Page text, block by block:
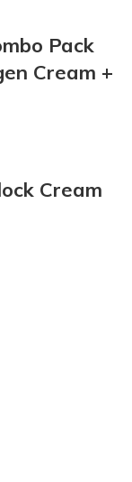
Pack
Cream +
Cream